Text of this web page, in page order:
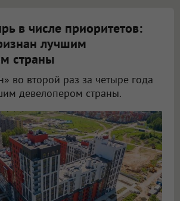
в числе приоритетов:
лучшим
страны
во второй раз за четыре года
девелопером страны.